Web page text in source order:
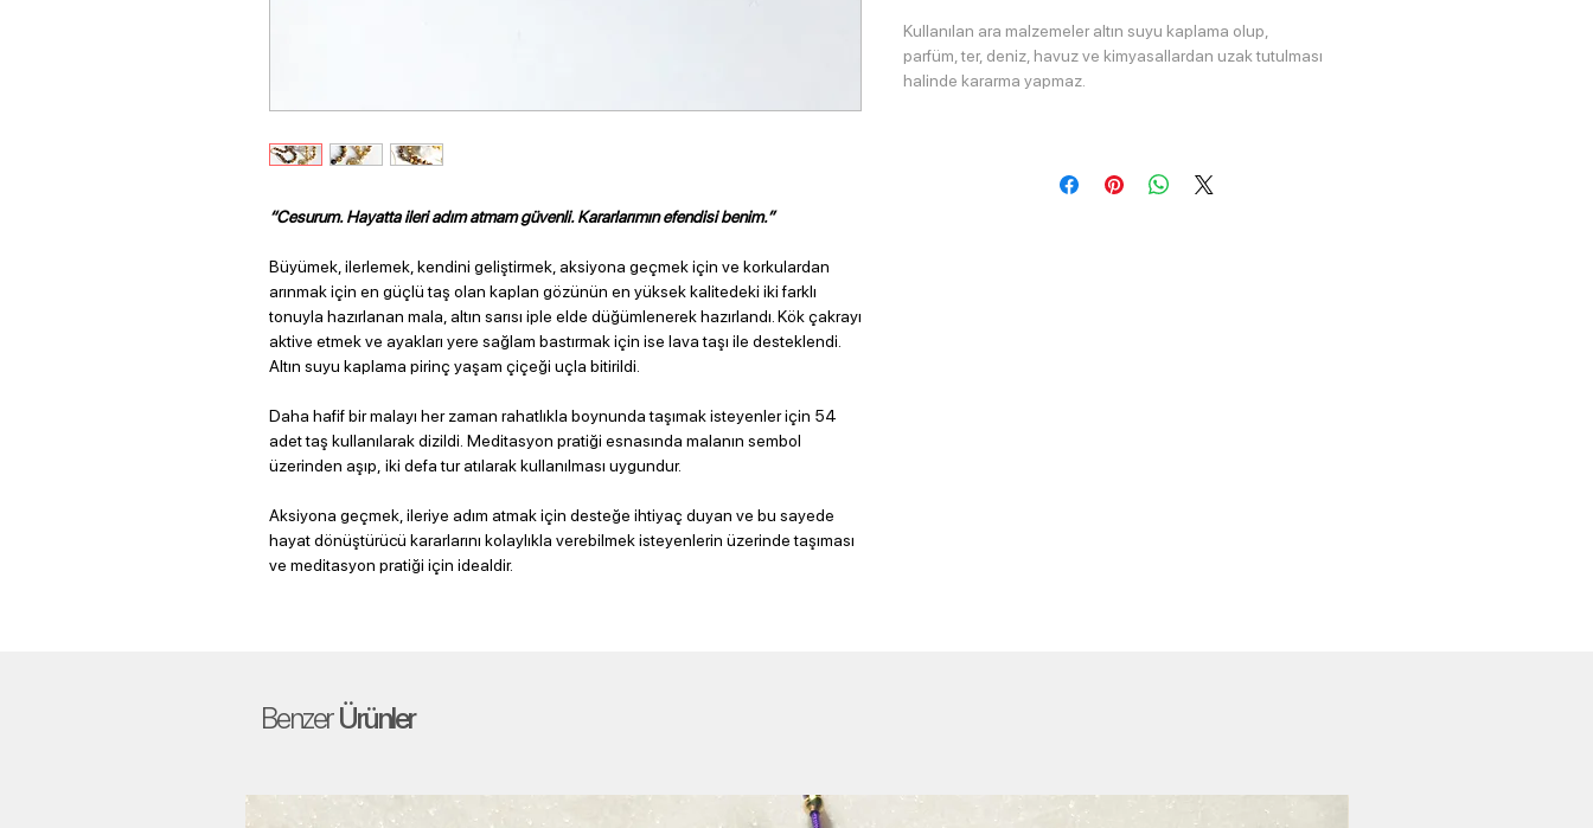
“Cesurum. Hayatta ileri adım atmam güvenli. Kararlarımın efendisi benim.”
Büyümek, ilerlemek, kendini geliştirmek, aksiyona geçmek için ve korkulardan
arınmak için en güçlü taş olan kaplan gözünün en yüksek kalitedeki iki farklı
tonuyla hazırlanan mala, altın sarısı iple elde düğümlenerek hazırlandı. Kök çakrayı
aktive etmek ve ayakları yere sağlam bastırmak için ise lava taşı ile desteklendi.
Altın suyu kaplama pirinç yaşam çiçeği uçla bitirildi.
Daha hafif bir malayı her zaman rahatlıkla boynunda taşımak isteyenler için 54
adet taş kullanılarak dizildi. Meditasyon pratiği esnasında malanın sembol
üzerinden aşıp, iki defa tur atılarak kullanılması uygundur.
Aksiyona geçmek, ileriye adım atmak için desteğe ihtiyaç duyan ve bu sayede
hayat dönüştürücü kararlarını kolaylıkla verebilmek isteyenlerin üzerinde taşıması
ve meditasyon pratiği için idealdir.
Kullanılan ara malzemeler altın suyu kaplama olup,
parfüm, ter, deniz, havuz ve kimyasallardan uzak tutulması
halinde kararma yapmaz.
BenzerÜrünler